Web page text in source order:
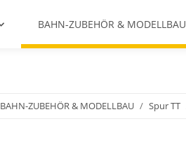
BAHN-ZUBEHÖR & MODELLBAU
BAHN-ZUBEHÖR & MODELLBAU Spur TT